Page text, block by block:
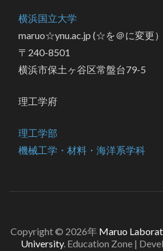
横浜国立大学
maruo☆ynu.ac.jp (☆を＠に変更）
〒240-8501
横浜市保土ヶ谷区常盤台79-5
理工学府
理工学部
機械工学・材料・海洋系学科
Copyright © 2026年 Maruo
University. Education Zone |